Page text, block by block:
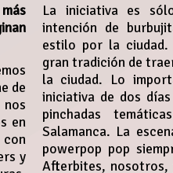
de
en
y
La iniciativa es
intención de
estilo por la ciudad.
gran tradición de
la ciudad. Lo
iniciativa de dos
pinchadas
Salamanca. La
powerpop pop
Afterbites,